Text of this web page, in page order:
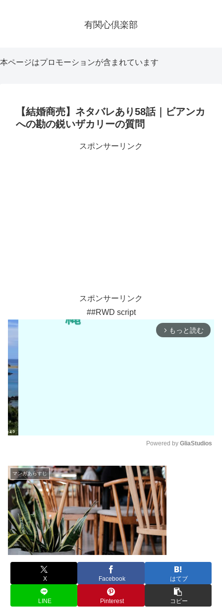
有関心倶楽部
本ページはプロモーションが含まれています
【結婚商売】ネタバレあり58話｜ビアンカ
への勘の鋭いザカリーの質問
スポンサーリンク
スポンサーリンク
##RWD script
arrow_forward_ios もっと読む
Powered by GliaStudios
マンガあらすじ
X Facebook はてブ
LINE Pinterest コピー